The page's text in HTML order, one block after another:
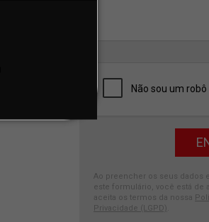
Ao preencher os seus dados
este formulário, você está de
aceita os termos da nossa
Privacidade (LGPD)